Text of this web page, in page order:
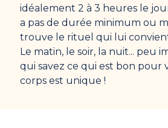
idéalement 2 à 3 heures le
a pas de durée minimum ou
trouve le rituel qui lui
Le matin, le soir, la nuit... peu
qui savez ce qui est bon pour
corps est unique !